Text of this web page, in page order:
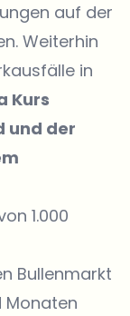
auf der
Weiterhin
in
Kurs
und der
1.000
Bullenmarkt
Monaten